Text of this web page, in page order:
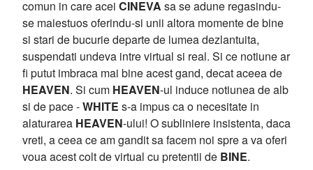
comun in care acei CINEVA sa se adune regasindu-
se maiestuos oferindu-si unii altora momente de bine
si stari de bucurie departe de lumea dezlantuita,
suspendati undeva intre virtual si real. Si ce notiune ar
fi putut imbraca mai bine acest gand, decat aceea de
HEAVEN. Si cum HEAVEN-ul induce notiunea de alb
si de pace -WHITE s-a impus ca o necesitate in
alaturarea HEAVEN-ului! O subliniere insistenta, daca
vreti, a ceea ce am gandit sa facem noi spre a va oferi
voua acest colt de virtual cu pretentii de BINE.